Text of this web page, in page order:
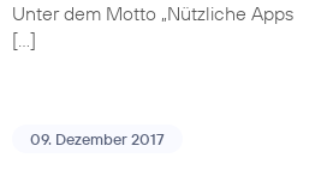
Unter dem Motto „Nützliche Apps
[…]
09. Dezember 2017